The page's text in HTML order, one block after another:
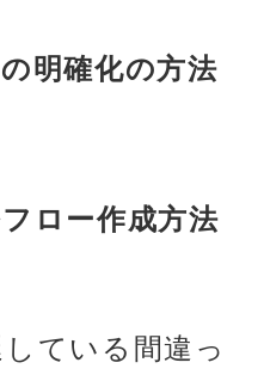
明確化の方法
ロー作成方法
ている間違っ